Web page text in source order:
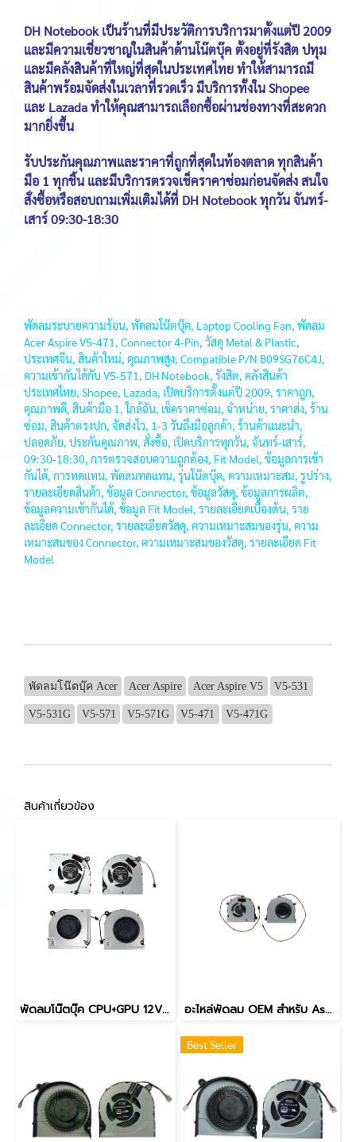
DH Notebook เป็นร้านที่มีประวัติการบริการมาตั้งแต่ปี 2009
และมีความเชี่ยวชาญในสินค้าด้านโน๊ตบุ๊ค ตั้งอยู่ที่รังสิต ปทุม
และมีคลังสินค้าที่ใหญ่ที่สุดในประเทศไทย ทำให้สามารถมี
สินค้าพร้อมจัดส่งในเวลาที่รวดเร็ว มีบริการทั้งใน Shopee
และ Lazada ทำให้คุณสามารถเลือกซื้อผ่านช่องทางที่สะดวก
มากยิ่งขึ้น
รับประกันคุณภาพและราคาที่ถูกที่สุดในท้องตลาด ทุกสินค้า
มือ 1 ทุกชิ้น และมีบริการตรวจเช็คราคาซ่อมก่อนจัดส่ง สนใจ
สั่งซื้อหรือสอบถามเพิ่มเติมได้ที่ DH Notebook ทุกวัน จันทร์-
เสาร์ 09:30-18:30
พัดลมระบายความร้อน, พัดลมโน๊ตบุ๊ค, Laptop Cooling Fan, พัดลม
Acer Aspire V5-471, Connector 4-Pin, วัสดุ Metal & Plastic,
ประเทศจีน, สินค้าใหม่, คุณภาพสูง, Compatible P/N B09SG76C4J,
ความเข้ากันได้กับ V5-571, DH Notebook, รังสิต, คลังสินค้า
ประเทศไทย, Shopee, Lazada, เปิดบริการตั้งแต่ปี 2009, ราคาถูก,
คุณภาพดี, สินค้ามือ 1, ใกล้ฉัน, เช็คราคาซ่อม, จำหน่าย, ราคาส่ง, ร้าน
ซ่อม, สินค้าตรงปก, จัดส่งไว, 1-3 วันถึงมือลูกค้า, ร้านค้าแนะนำ,
ปลอดภัย, ประกันคุณภาพ, สั่งซื้อ, เปิดบริการทุกวัน, จันทร์-เสาร์,
09:30-18:30, การตรวจสอบความถูกต้อง, Fit Model, ข้อมูลการเข้า
กันได้, การทดแทน, พัดลมทดแทน, รุ่นโน๊ตบุ๊ค, ความเหมาะสม, รูปร่าง,
รายละเอียดสินค้า, ข้อมูล Connector, ข้อมูลวัสดุ, ข้อมูลการผลิต,
ข้อมูลความเข้ากันได้, ข้อมูล Fit Model, รายละเอียดเบื้องต้น, ราย
ละเอียด Connector, รายละเอียดวัสดุ, ความเหมาะสมของรุ่น, ความ
เหมาะสมของ Connector, ความเหมาะสมของวัสดุ, รายละเอียด Fit
Model
พัดลมโน๊ตบุ๊ค Acer Acer Aspire Acer Aspire V5 V5-531
V5-531G V5-571 V5-571G V5-471 V5-471G
สินค้าเกี่ยวข้อง
พัดลมโน๊ตบุ๊ค CPU+GPU 12V 4PIN สำหรับ Acer Nitro V15 ANV15-51 N23Q22 และรุ่นที่ใช้ร่วมกันได้ อะไหล่ OEM คุณภาพสูง อะไหล่พัดลม OEM สำหรับ Aspire C22-860 C24-865 C22-960 C24-960 AIO 3 Pin แบน 5V 0.5A อะไหล่พัดลมระบายความร้อน FAAC053
Best Seller